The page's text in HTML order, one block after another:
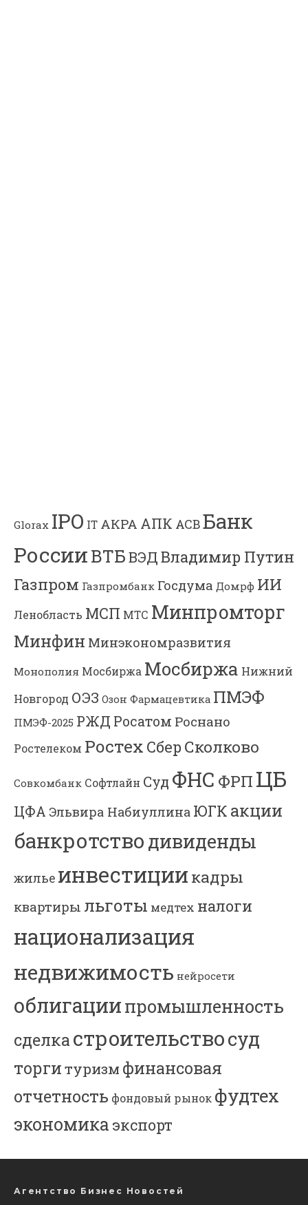
Glorax IPO IT АКРА АПК АСВБанк
РоссииВТБВЭДВладимир Путин
Газпром Газпромбанк Госдума Домрф ИИ
Ленобласть МСП МТС Минпромторг
Минфин Минэкономразвития
Монополия Мосбиржа Мосбиржа Нижний
Новгород ОЭЗ Озон Фармацевтика ПМЭФ
ПМЭФ-2025 РЖД Росатом Роснано
Ростелеком Ростех Сбер Сколково
Совкомбанк Софтлайн Суд ФНС ФРП ЦБ
ЦФА Эльвира Набиуллина ЮГК акции
банкротство дивиденды
жилье инвестиции кадры
квартиры льготы медтех налоги
национализация
недвижимость нейросети
облигациипромышленность
сделкастроительствосуд
торгитуризм финансовая
отчетность фондовый рынок фудтех
экономика экспорт
Агентство Бизнес Новостей